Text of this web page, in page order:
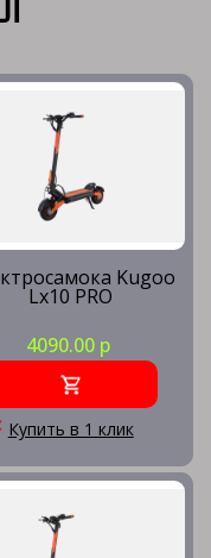
Kugoo
Lx10 PRO
4090.00 р
Купить в 1 клик